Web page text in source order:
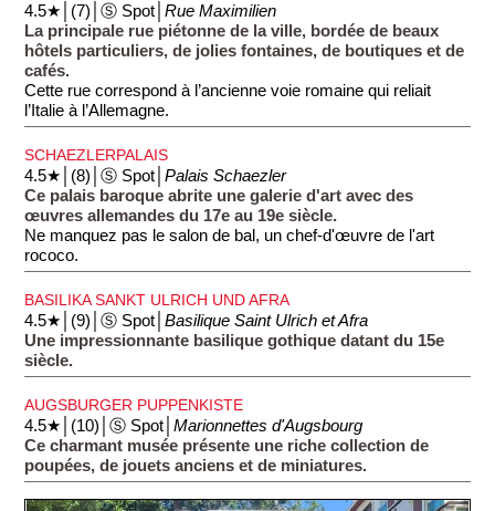
4.5★│(7)│Ⓢ Spot│Rue Maximilien
La principale rue piétonne de la ville, bordée de beaux
hôtels particuliers, de jolies fontaines, de boutiques et de
cafés.
Cette rue correspond à l’ancienne voie romaine qui reliait
l’Italie à l’Allemagne.
SCHAEZLERPALAIS
4.5★│(8)│Ⓢ Spot│Palais Schaezler
Ce palais baroque abrite une galerie d'art avec des
œuvres allemandes du 17e au 19e siècle.
Ne manquez pas le salon de bal, un chef-d'œuvre de l'art
rococo.
BASILIKA SANKT ULRICH UND AFRA
4.5★│(9)│Ⓢ Spot│Basilique Saint Ulrich et Afra
Une impressionnante basilique gothique datant du 15e
siècle.
AUGSBURGER PUPPENKISTE
4.5★│(10)│Ⓢ Spot│Marionnettes d'Augsbourg
Ce charmant musée présente une riche collection de
poupées, de jouets anciens et de miniatures.